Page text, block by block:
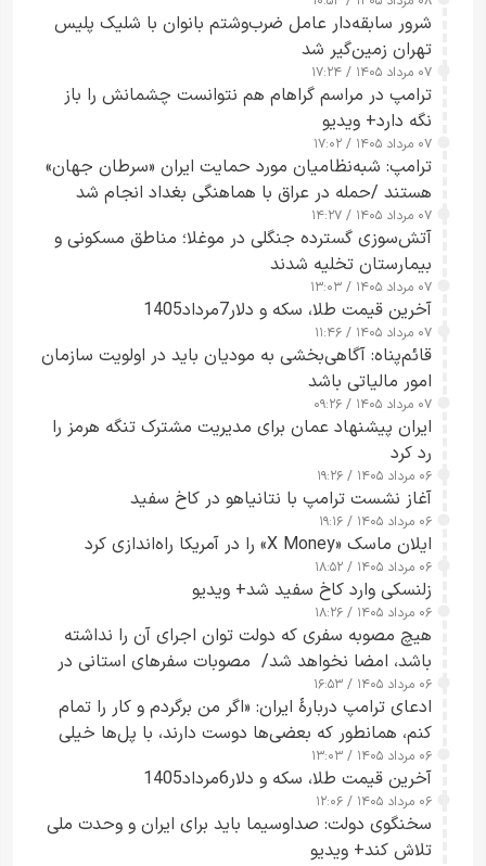
شرور سابقه‌دار عامل ضرب‌وشتم بانوان با شلیک پلیس
تهران زمین‌گیر شد
۰۷ مرداد ۱۴۰۵ / ۱۷:۲۴
ترامپ در مراسم گراهام هم نتوانست چشمانش را باز
نگه دارد+ ویدیو
۰۷ مرداد ۱۴۰۵ / ۱۷:۰۲
ترامپ: شبه‌نظامیان مورد حمایت ایران «سرطان جهان»
هستند /حمله در عراق با هماهنگی بغداد انجام شد
۰۷ مرداد ۱۴۰۵ / ۱۴:۲۷
آتش‌سوزی گسترده جنگلی در موغلا؛ مناطق مسکونی و
بیمارستان تخلیه شدند
۰۷ مرداد ۱۴۰۵ / ۱۳:۰۳
آخرین قیمت طلا، سکه و دلار7مرداد1405
۰۷ مرداد ۱۴۰۵ / ۱۱:۴۶
قائم‌پناه: آگاهی‌بخشی به مودیان باید در اولویت سازمان
امور مالیاتی باشد
۰۷ مرداد ۱۴۰۵ / ۰۹:۲۶
ایران پیشنهاد عمان برای مدیریت مشترک تنگه هرمز را
رد کرد
۰۶ مرداد ۱۴۰۵ / ۱۹:۲۶
آغاز نشست ترامپ با نتانیاهو در کاخ سفید
۰۶ مرداد ۱۴۰۵ / ۱۹:۱۶
ایلان ماسک «X Money» را در آمریکا راه‌اندازی کرد
۰۶ مرداد ۱۴۰۵ / ۱۸:۵۲
زلنسکی وارد کاخ سفید شد+ ویدیو
۰۶ مرداد ۱۴۰۵ / ۱۸:۲۶
هیچ مصوبه سفری که دولت توان اجرای آن را نداشته
باشد، امضا نخواهد شد/ مصوبات سفرهای استانی در
چارچوب قانون بودجه است+ عکس
۰۶ مرداد ۱۴۰۵ / ۱۶:۵۳
ادعای ترامپ دربارهٔ ایران: «اگر من برگردم و کار را تمام
کنم، همانطور که بعضی‌ها دوست دارند، با پل‌ها خیلی
راحت می‌توانم بیشتر پل‌هایشان را در کمتر از یک
ساعت از بین ببرم+ ویدیو
۰۶ مرداد ۱۴۰۵ / ۱۳:۰۳
آخرین قیمت طلا، سکه و دلار6مرداد1405
۰۶ مرداد ۱۴۰۵ / ۱۲:۰۶
سخنگوی دولت: صداوسیما باید برای ایران و وحدت ملی
تلاش کند+ ویدیو